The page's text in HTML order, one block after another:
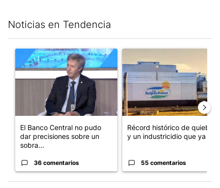
Noticias en Tendencia
Un artículo de tendencia con el título "El Banco Central no
El Banco Central no pudo
dar precisiones sobre un
sobra...
36 comentarios
Récord histórico de quiebras
y un industricidio que ya ...
55 comentarios